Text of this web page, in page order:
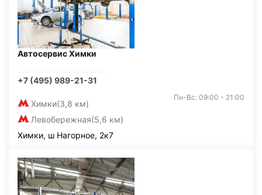
Автосервис Химки
+7 (495) 989-21-31
Химки(3,8 км)
Левобережная(5,6 км)
Пн-Вс: 09:00 - 21:00
Химки, ш Нагорное, 2к7